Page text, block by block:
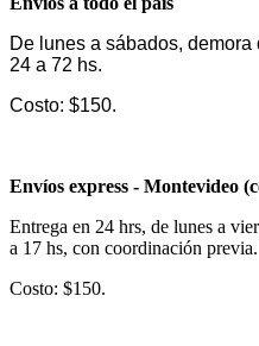
De lunes a sábados,
24 a 72 hs.
Costo: $150.
Envíos express - Montevideo
Entrega en 24 hrs, de lunes a
a 17 hs, con coordinación previa.
Costo: $150.